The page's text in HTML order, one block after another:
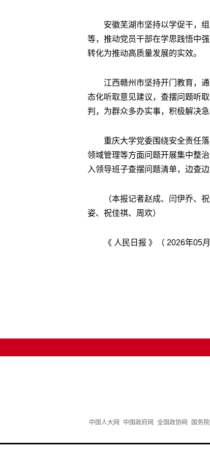
安徽芜湖市坚持以学促干，
等，推动党员干部在学思践悟中
转化为推动高质量发展的实效。
江西赣州市坚持开门教育，
态化听取意见建议，查摆问题听
判，为群众多办实事，积极解决急
重庆大学党委围绕安全责任
领域管理等方面问题开展集中整
入领导班子查摆问题清单，边查
（本报记者赵成、闫伊乔、
姿、祝佳祺、周欢）
《 人民日报 》（ 2026年05
中国人大网 中国政府网 全国政协网 国务